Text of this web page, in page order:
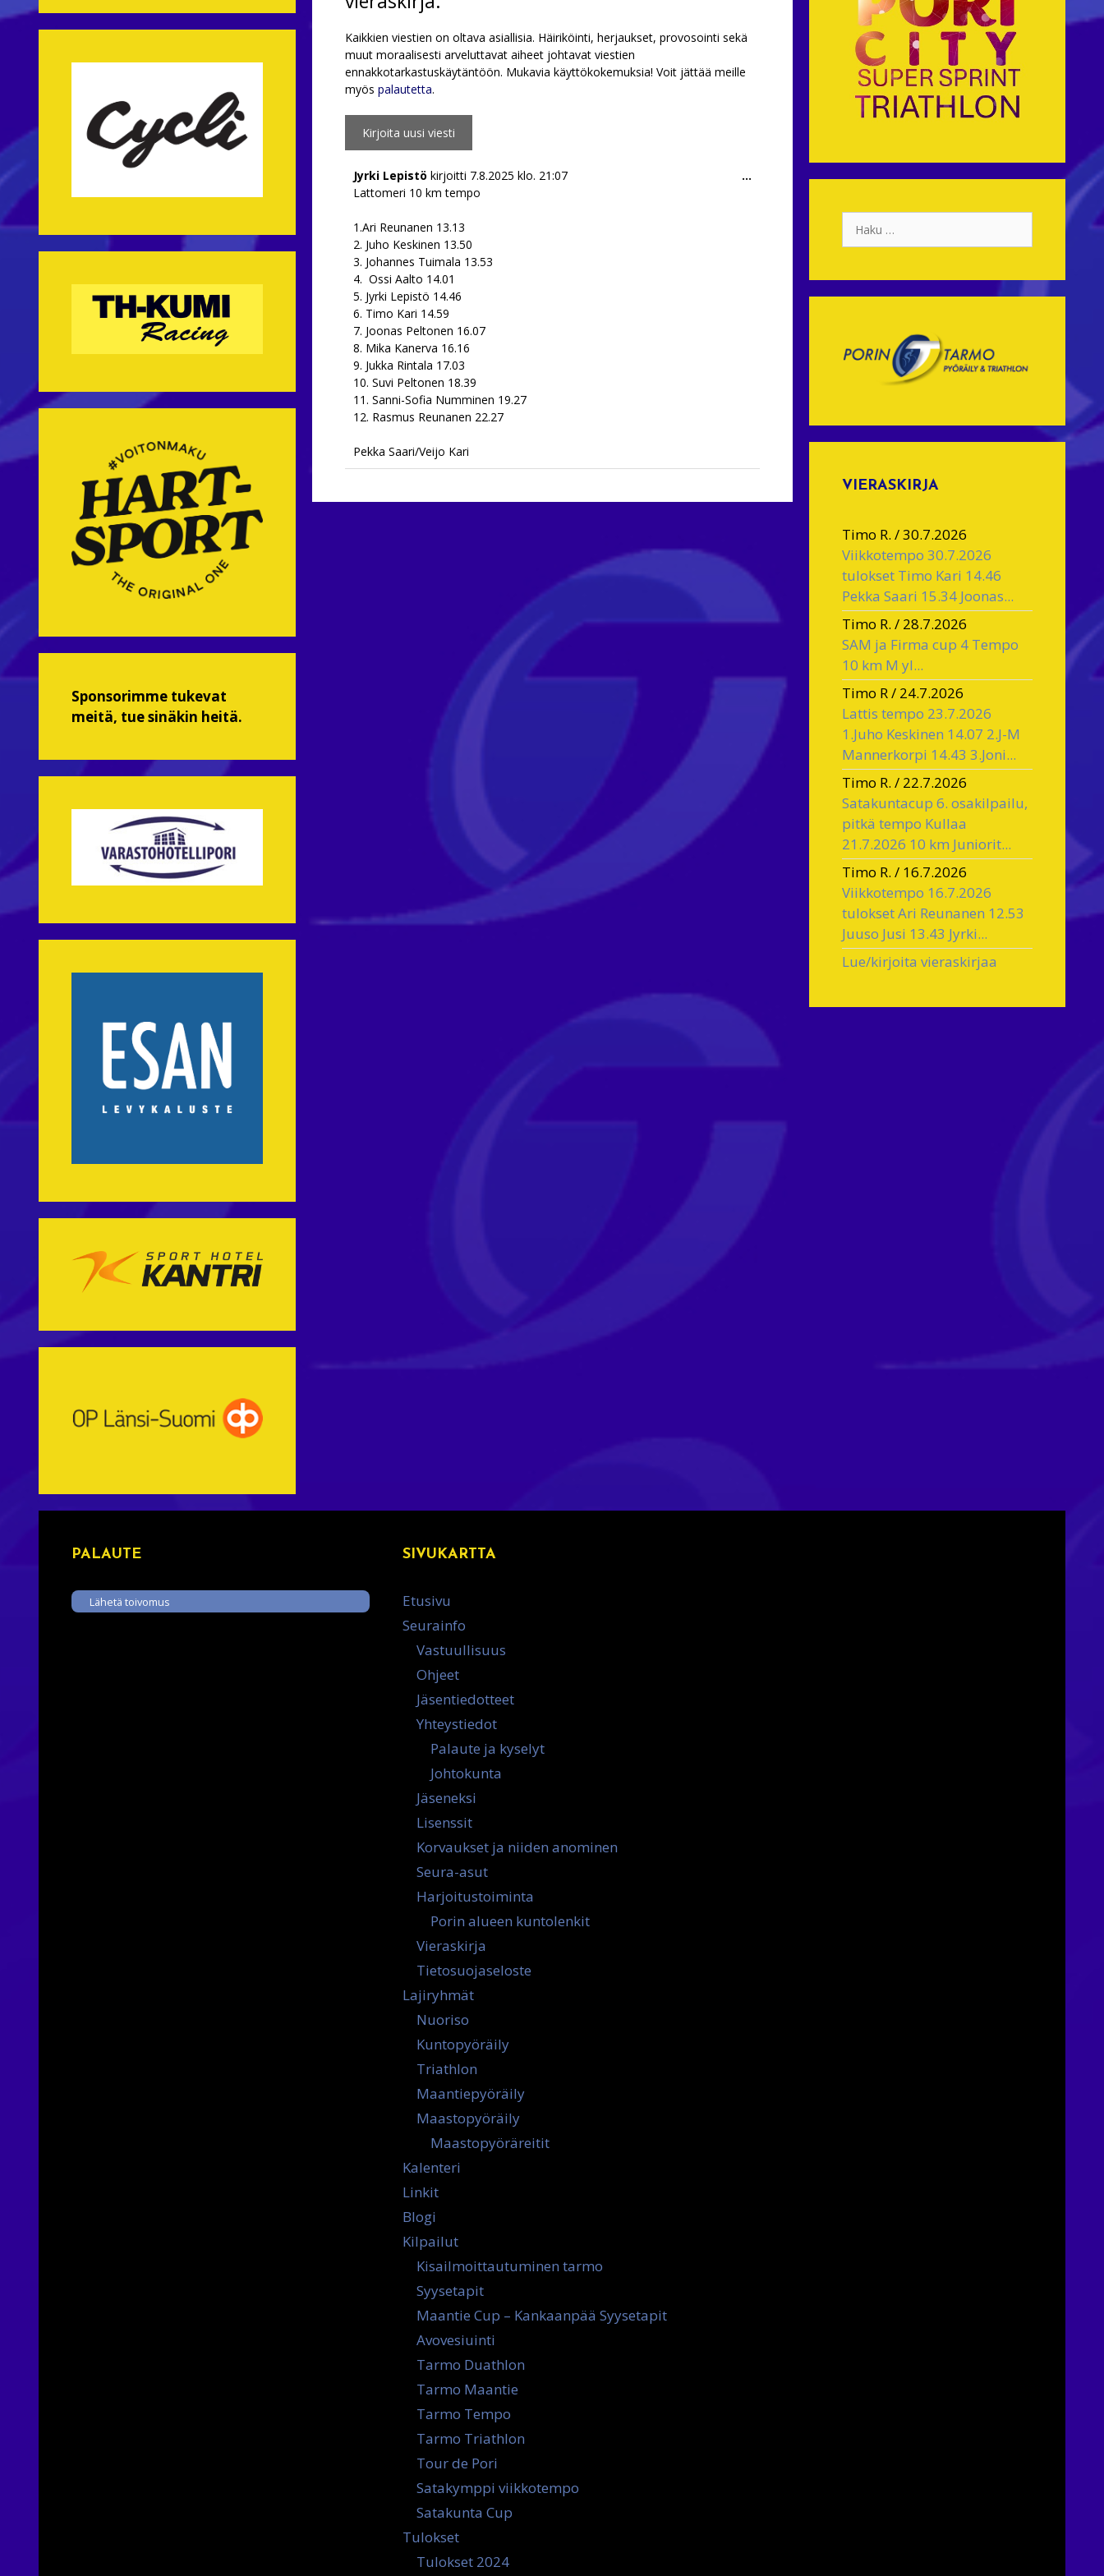
Kaikkien viestien on oltava asiallisia. Häiriköinti, herjaukset, provosointi sekä
muut moraalisesti arveluttavat aiheet johtavat viestien
ennakkotarkastuskäytäntöön. Mukavia käyttökokemuksia! Voit jättää meille
myös palautetta.
Jyrki Lepistö kirjoitti 7.8.2025 klo. 21:07
Lattomeri 10 km tempo
1.Ari Reunanen 13.13
2. Juho Keskinen 13.50
3. ⁠Johannes Tuimala 13.53
4. ⁠ Ossi Aalto 14.01
5. ⁠Jyrki Lepistö 14.46
6. ⁠Timo Kari 14.59
7. ⁠Joonas Peltonen 16.07
8. ⁠Mika Kanerva 16.16
9. ⁠Jukka Rintala 17.03
10. ⁠Suvi Peltonen 18.39
11. ⁠Sanni-Sofia Numminen 19.27
12. ⁠Rasmus Reunanen 22.27
Pekka Saari/Veijo Kari
...Toggle
Sponsorimme tukevat
meitä, tue sinäkin heitä.
Haku:
VIERASKIRJA
Timo R. /30.7.2026
Viikkotempo 30.7.2026
tulokset Timo Kari 14.46
Pekka Saari 15.34 Joonas...
Timo R. / 28.7.2026
SAM ja Firma cup 4 Tempo
10 km M yl...
Timo R/ 24.7.2026
Lattis tempo 23.7.2026
1.Juho Keskinen 14.07 2.J-M
Mannerkorpi 14.43 3.Joni...
Timo R. / 22.7.2026
Satakuntacup 6. osakilpailu,
pitkä tempo Kullaa
21.7.2026 10 km Juniorit...
Timo R. / 16.7.2026
Viikkotempo 16.7.2026
tulokset Ari Reunanen 12.53
Juuso Jusi 13.43 Jyrki...
Lue/kirjoita vieraskirjaa
PALAUTE
Lähetä toivomus
SIVUKARTTA
Etusivu
Seurainfo
Vastuullisuus
Ohjeet
Jäsentiedotteet
Yhteystiedot
Palaute ja kyselyt
Johtokunta
Jäseneksi
Lisenssit
Korvaukset ja niiden anominen
Seura-asut
Harjoitustoiminta
Porin alueen kuntolenkit
Vieraskirja
Tietosuojaseloste
Lajiryhmät
Nuoriso
Kuntopyöräily
Triathlon
Maantiepyöräily
Maastopyöräily
Maastopyöräreitit
Kalenteri
Linkit
Blogi
Kilpailut
Kisailmoittautuminen tarmo
Syysetapit
Maantie Cup – Kankaanpää Syysetapit
Avovesiuinti
Tarmo Duathlon
Tarmo Maantie
Tarmo Tempo
Tarmo Triathlon
Tour de Pori
Satakymppi viikkotempo
Satakunta Cup
Tulokset
Tulokset 2024